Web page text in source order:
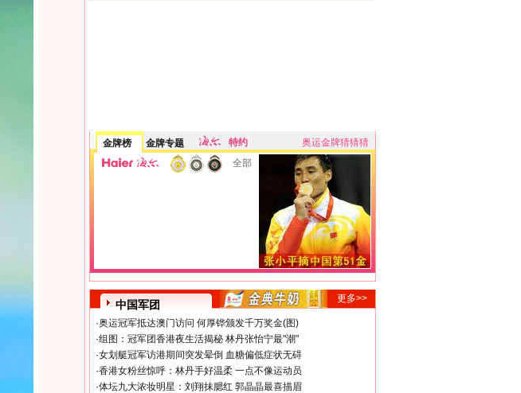
金牌榜 金牌专题 特约
奥运金牌猜猜猜
全部
中国军团
更多>>
·奥运冠军抵达澳门访问 何厚铧颁发千万奖金(图)
·组图：冠军团香港夜生活揭秘 林丹张怡宁最"潮"
·女划艇冠军访港期间突发晕倒 血糖偏低症状无碍
·香港女粉丝惊呼：林丹手好温柔 一点不像运动员
·体坛九大浓妆明星：刘翔抹腮红 郭晶晶最喜描眉